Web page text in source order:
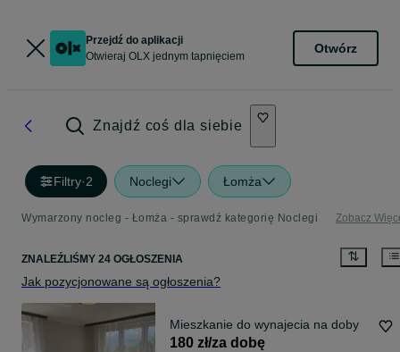
Przejdź do aplikacji
Otwieraj OLX jednym tapnięciem
Otwórz
Znajdź coś dla siebie
Filtry·2 Noclegi Łomża
Wymarzony nocleg - Łomża - sprawdź kategorię Noclegi Zobacz
ZNALEŹLIŚMY 24 OGŁOSZENIA
Jak pozycjonowane są ogłoszenia?
Mieszkanie do wynajecia na doby
180 zł/za dobę